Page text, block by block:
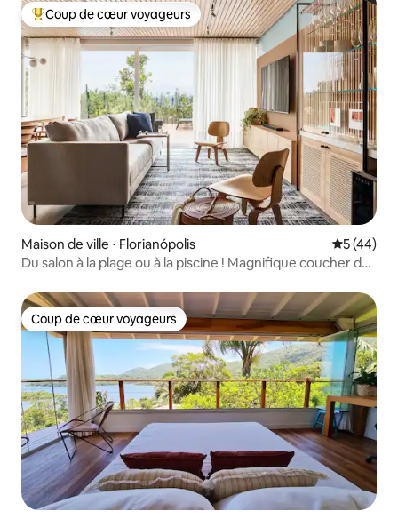
Coups de cœur voyageurs les plus appréciés
Coup de cœur voyageurs
Maison de ville ⋅ Florianópolis
5 (44)
Du salon à la plage ou à la piscine ! Magnifique coucher de
Coup de cœur voyageurs
Coup de cœur voyageurs